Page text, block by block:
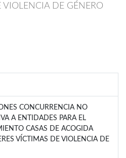
VIOLENCIA DE GÉNERO
CONCURRENCIA NO
A ENTIDADES PARA EL
CASAS DE ACOGIDA
VÍCTIMAS DE VIOLENCIA DE